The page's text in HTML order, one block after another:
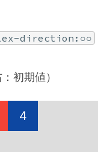
direction:○○
初期値）
4